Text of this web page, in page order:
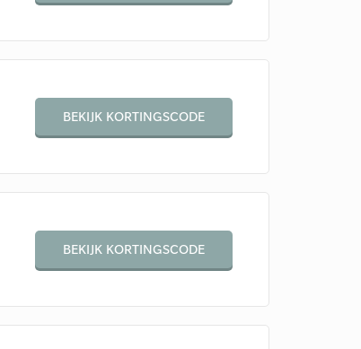
BEKIJK KORTINGSCODE
BEKIJK KORTINGSCODE